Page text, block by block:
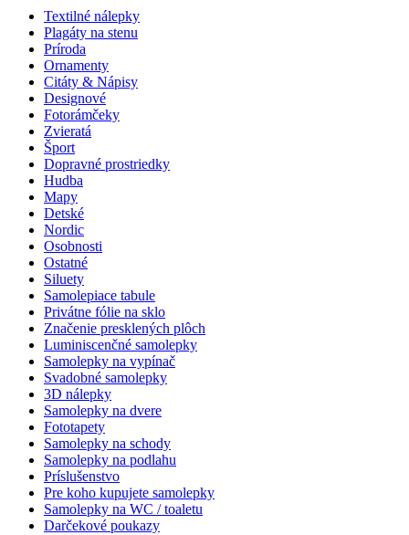
Textilné nálepky
Plagáty na stenu
Príroda
Ornamenty
Citáty & Nápisy
Designové
Fotorámčeky
Zvieratá
Šport
Dopravné prostriedky
Hudba
Mapy
Detské
Nordic
Osobnosti
Ostatné
Siluety
Samolepiace tabule
Privátne fólie na sklo
Značenie presklených plôch
Luminiscenčné samolepky
Samolepky na vypínač
Svadobné samolepky
3D nálepky
Samolepky na dvere
Fototapety
Samolepky na schody
Samolepky na podlahu
Príslušenstvo
Pre koho kupujete samolepky
Samolepky na WC / toaletu
Darčekové poukazy